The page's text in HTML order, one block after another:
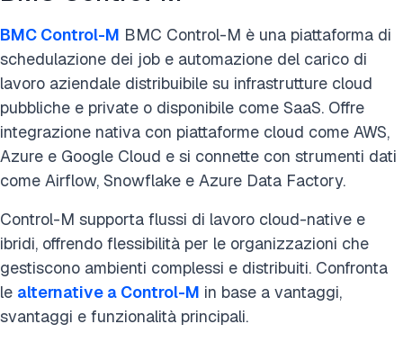
BMC Control-M BMC Control-M è una piattaforma di
schedulazione dei job e automazione del carico di
lavoro aziendale distribuibile su infrastrutture cloud
pubbliche e private o disponibile come SaaS. Offre
integrazione nativa con piattaforme cloud come AWS,
Azure e Google Cloud e si connette con strumenti dati
come Airflow, Snowflake e Azure Data Factory.
Control-M supporta flussi di lavoro cloud-native e
ibridi, offrendo flessibilità per le organizzazioni che
gestiscono ambienti complessi e distribuiti. Confronta
le alternative a Control-M in base a vantaggi,
svantaggi e funzionalità principali.